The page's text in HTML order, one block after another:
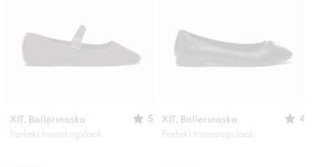
XIT, Ballerinasko
5
Perfekt hverdagslook
XIT, Ballerinasko
4
Perfekt hverdagslook